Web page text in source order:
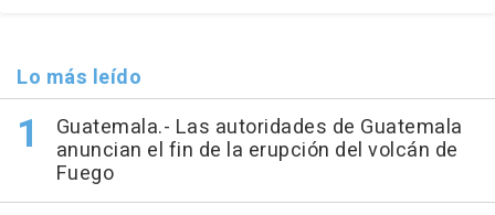
Lo más leído
Guatemala.- Las autoridades de Guatemala
anuncian el fin de la erupción del volcán de
Fuego